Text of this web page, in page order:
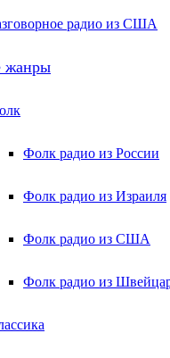
радио из США
жанры
Фолк радио из России
Фолк радио из Израиля
Фолк радио из США
Фолк радио из